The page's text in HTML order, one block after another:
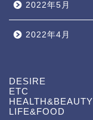
2022年5月
2022年4月
DESIRE
ETC
HEALTH&BEAUTY
LIFE&FOOD